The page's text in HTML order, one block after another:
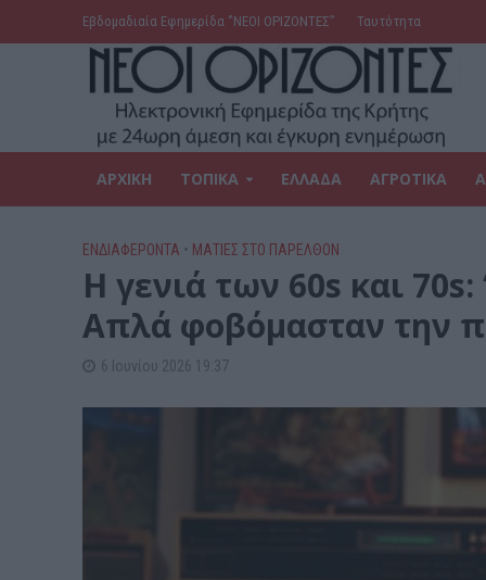
Εβδομαδιαία Εφημερίδα ‘’ΝΕΟΙ ΟΡΙΖΟΝΤΕΣ’’ Ταυτότητα
ΑΡΧΙΚΗ ΤΟΠΙΚΑ ΕΛΛΑΔΑ ΑΓΡΟΤΙΚΑ
ΕΝΔΙΑΦΕΡΟΝΤΑ • ΜΑΤΙΕΣ ΣΤΟ ΠΑΡΕΛΘΟΝ
Η γενιά των 60s και
Απλά φοβόμασταν την
6 Ιουνίου 2026 19:37